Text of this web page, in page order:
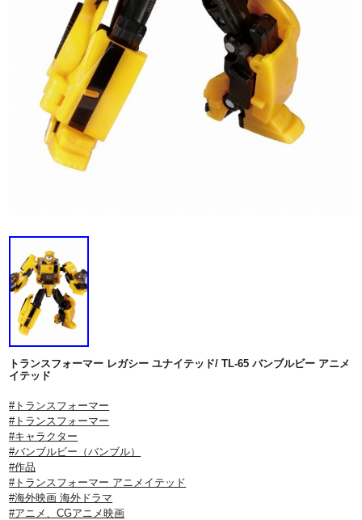
トランスフォーマー レガシー ユナイテッド/ TL-65 バンブルビー アニメ
イテッド
#トランスフォーマー
#トランスフォーマー
#キャラクター
#バンブルビー（バンブル）
#作品
#トランスフォーマー アニメイテッド
#海外映画 海外ドラマ
#アニメ、CGアニメ映画